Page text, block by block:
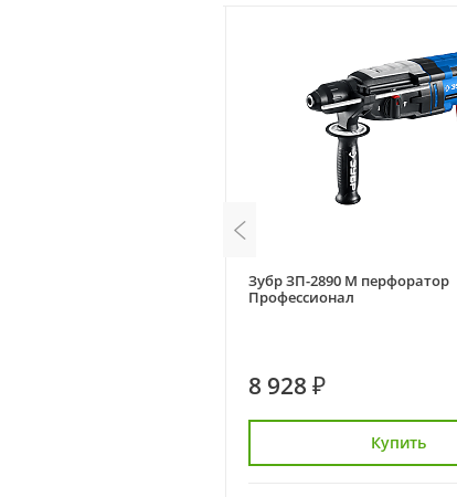
Зубр ЗП-2890 М перфоратор
Профессионал
8 928 ₽
Купить